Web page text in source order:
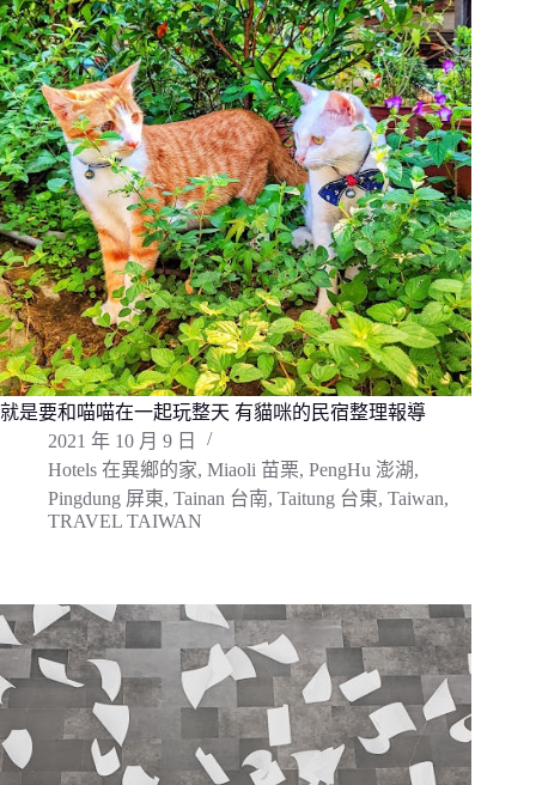
就是要和喵喵在一起玩整天 有貓咪的民宿整理報導
2021 年 10 月 9 日
Hotels 在異鄉的家, Miaoli 苗栗, PengHu 澎湖,
Pingdung 屏東, Tainan 台南, Taitung 台東, Taiwan,
TRAVEL TAIWAN